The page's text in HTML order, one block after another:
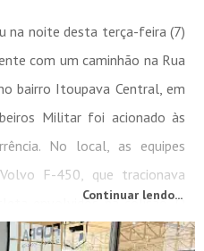
na noite desta terça-feira (7)
com um caminhão na Rua
bairro Itoupava Central, em
Militar foi acionado às
No local, as equipes
F-450, que tracionava
envolvidos na colisão. O
anos,...
Continuar lendo...